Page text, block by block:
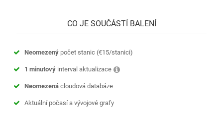
CO JE SOUČÁSTÍ BALENÍ
Neomezený počet stanic (€15/stanici)
1 minutový interval aktualizace
Neomezená cloudová databáze
Aktuální počasí a vývojové grafy